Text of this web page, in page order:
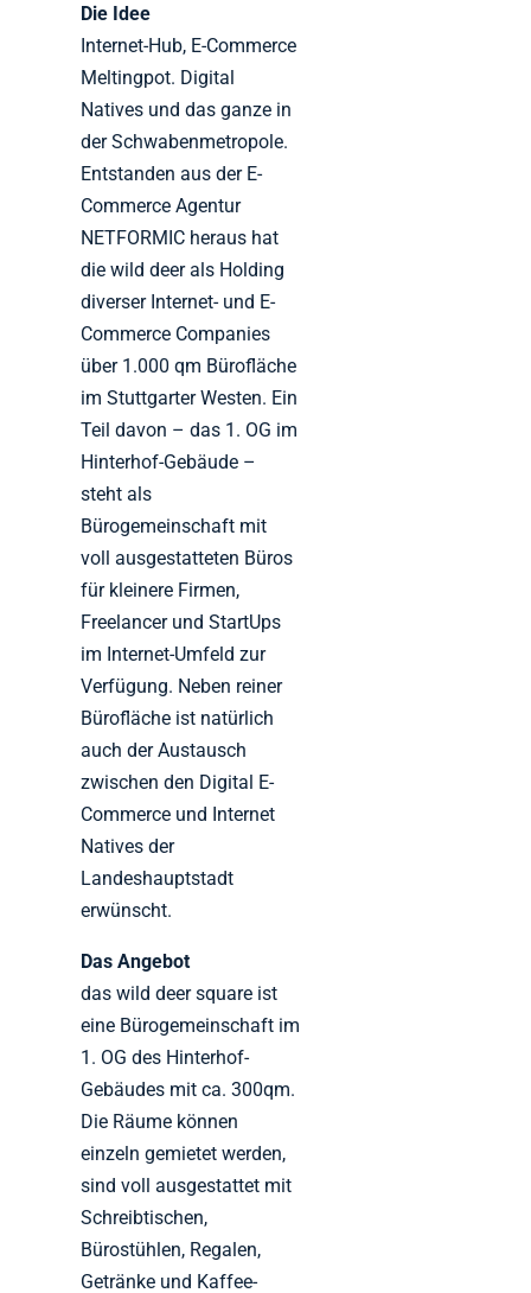
Die Idee
Internet-Hub, E-Commerce
Meltingpot. Digital
Natives und das ganze in
der Schwabenmetropole.
Entstanden aus der E-
Commerce Agentur
NETFORMIC heraus hat
die wild deer als Holding
diverser Internet- und E-
Commerce Companies
über 1.000 qm Bürofläche
im Stuttgarter Westen. Ein
Teil davon – das 1. OG im
Hinterhof-Gebäude –
steht als
Bürogemeinschaft mit
voll ausgestatteten Büros
für kleinere Firmen,
Freelancer und StartUps
im Internet-Umfeld zur
Verfügung. Neben reiner
Bürofläche ist natürlich
auch der Austausch
zwischen den Digital E-
Commerce und Internet
Natives der
Landeshauptstadt
erwünscht.
Das Angebot
das wild deer square ist
eine Bürogemeinschaft im
1. OG des Hinterhof-
Gebäudes mit ca. 300qm.
Die Räume können
einzeln gemietet werden,
sind voll ausgestattet mit
Schreibtischen,
Bürostühlen, Regalen,
Getränke und Kaffee-